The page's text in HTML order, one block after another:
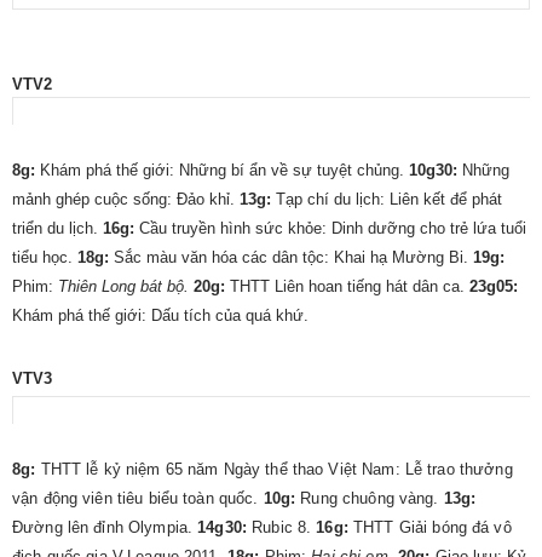
VTV2
8g: Khám phá thế giới: Những bí ẩn về sự tuyệt chủng. 10g30: Những
mảnh ghép cuộc sống: Ðảo khỉ. 13g: Tạp chí du lịch: Liên kết để phát
triển du lịch. 16g: Cầu truyền hình sức khỏe: Dinh dưỡng cho trẻ lứa tuổi
tiểu học. 18g: Sắc màu văn hóa các dân tộc: Khai hạ Mường Bi. 19g:
Phim: Thiên Long bát bộ. 20g: THTT Liên hoan tiếng hát dân ca. 23g05:
Khám phá thế giới: Dấu tích của quá khứ.
VTV3
8g: THTT lễ kỷ niệm 65 năm Ngày thể thao Việt Nam: Lễ trao thưởng
vận động viên tiêu biểu toàn quốc. 10g: Rung chuông vàng. 13g:
Ðường lên đỉnh Olympia. 14g30: Rubic 8. 16g: THTT Giải bóng đá vô